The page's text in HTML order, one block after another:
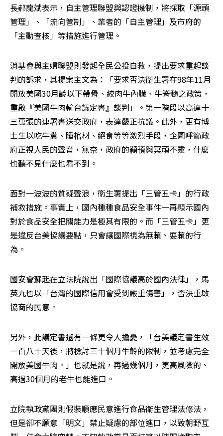
長郝龍斌表示，自主管理聯盟與認證機制，將採取「源頭
管理」、「流向管制」、業者的「自主管理」及市府的
「主動查核」等措施進行管理。
消基會與主婦聯盟則發起全民公投自救，提出要求重起談
判的訴求，其提案主文為：「要求否決衛生署在98年11月
開放美國30月齡以下帶骨、絞肉牛內臟、牛脊髓之政策，
重啟『美國牛肉輸台議定書』談判」。第一階段以高達十
三萬張的連署書送交政府，表達嚴正抗議。此外，更有博
士生以吃牛糞、睡棺材、絕食等等激烈手段，企圖呼籲政
府正視人民的聲音，無奈，政府的顢頇與冥頑不靈，什麼
也聽不見什麼也看不到。
面對一波波的質疑聲浪，衛生署提出「三管五卡」的行政
補救措施。事實上，國內種種食品安全事件一再顯示國內
對於食品安全把關能力是極其有限的。而「三管五卡」更
是違反台美協議要點，只會讓國際視為無賴、耍賴的行
為。
國安會蘇起在立法院說出「國際協議高於國內法律」，馬
英九也以「台灣的國際信用會受到嚴重傷害」，否決重啟
協商的民意。
另外，此議定書還有一條更令人擔憂，「台美議定書生效
一百八十天後，將檢討三十個月牛齡的限制，並考慮完全
開放美國牛肉。」也就是說，再過幾個月，更高風險的、
高過30個月的老牛也能進口。
立院執政黨團則假裝順應民意進行食品衛生管理法修法，
但是卻不願意「明文」禁止疑慮的部位進口，以致朝野互